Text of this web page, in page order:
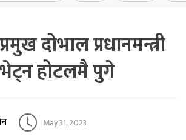
दोभाल प्रधानमन्त्री
होटलमै पुगे
May 31, 2023